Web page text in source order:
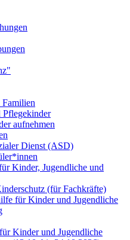
Pflegekinder
aufnehmen
Dienst (ASD)
Kinder, Jugendliche und
(für Fachkräfte)
für Kinder und Jugendliche
Kinder und Jugendliche